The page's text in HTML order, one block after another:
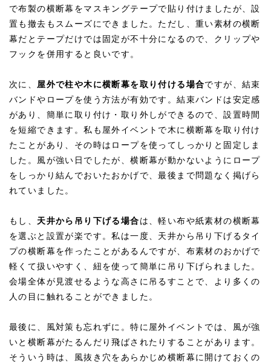
で布製の横断幕をマスキングテープで貼り付けましたが、設
置も撤去もスムーズにできました。ただし、重い素材の横断
幕だとテープだけでは固定が不十分になるので、クリップや
フックを併用すると良いです。
次に、 屋外で柱や木に横断幕を取り付ける場合ですが、結束
バンドやロープを使う方法が有効です。結束バンドは安定感
があり、簡単に取り付け・取り外しができるので、設置時間
を短縮できます。私も屋外イベントで木に横断幕を取り付け
たことがあり、その時はロープを使ってしっかりと固定しま
した。風が強い日でしたが、横断幕が動かないようにロープ
をしっかり結んでおいたおかげで、最後まで問題なく掲げら
れていました。
もし、 天井から吊り下げる場合は、軽い布や紙素材の横断幕
を選ぶと設置が楽です。私は一度、天井から吊り下げるタイ
プの横断幕を作ったことがあるんですが、布素材のおかげで
軽くて扱いやすく、紐を使って簡単に吊り下げられました。
会場全体が見渡せるような高さに吊るすことで、より多くの
人の目に触れることができました。
最後に、風対策も忘れずに。特に屋外イベントでは、風が強
いと横断幕がたるんだり飛ばされたりすることがあります。
そういう時は、風抜き穴をあらかじめ横断幕に開けておくの